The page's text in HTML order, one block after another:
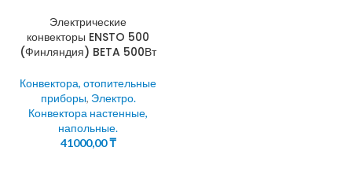
Электрические
конвекторы ENSTO 500
(Финляндия) BETA 500Вт
Конвектора, отопительные
приборы, Электро.
Конвектора настенные,
напольные.
41000,00₸